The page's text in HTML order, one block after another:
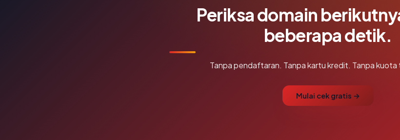
Periksa domain
beberapa detik.
Tanpa pendaftaran. Tanpa kartu kredit. Tanpa kuota
Mulai cek gratis →